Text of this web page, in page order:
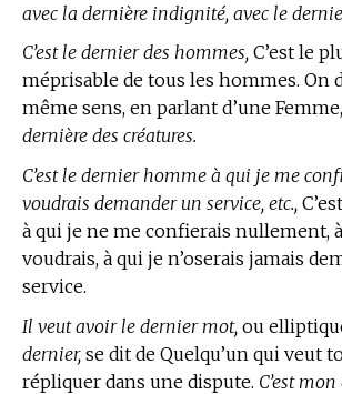
avec la dernière indignité, avec le
C’est le dernier des hommes, C’est le
méprisable de tous les hommes. On
même sens, en parlant d’une Femme,
dernière des créatures.
C’est le dernier homme à qui je me
voudrais demander un service, etc.,
à qui je ne me confierais nullement,
voudrais, à qui je n’oserais jamais
service.
Il veut avoir le dernier mot, ou
dernier, se dit de Quelqu’un qui veut
répliquer dans une dispute. C’est